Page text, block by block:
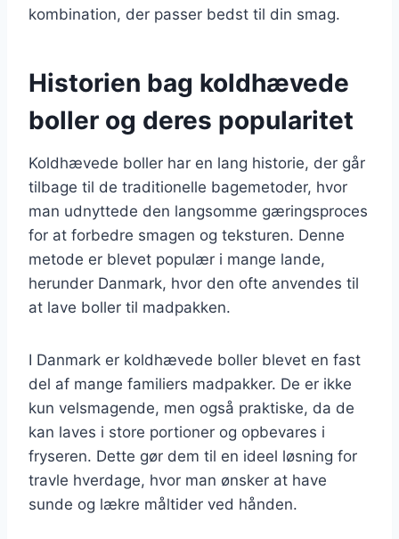
kombination, der passer bedst til din smag.
Historien bag koldhævede
boller og deres popularitet
Koldhævede boller har en lang historie, der går
tilbage til de traditionelle bagemetoder, hvor
man udnyttede den langsomme gæringsproces
for at forbedre smagen og teksturen. Denne
metode er blevet populær i mange lande,
herunder Danmark, hvor den ofte anvendes til
at lave boller til madpakken.
I Danmark er koldhævede boller blevet en fast
del af mange familiers madpakker. De er ikke
kun velsmagende, men også praktiske, da de
kan laves i store portioner og opbevares i
fryseren. Dette gør dem til en ideel løsning for
travle hverdage, hvor man ønsker at have
sunde og lækre måltider ved hånden.